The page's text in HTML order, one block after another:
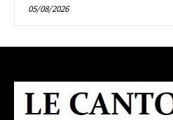
05/08/2026